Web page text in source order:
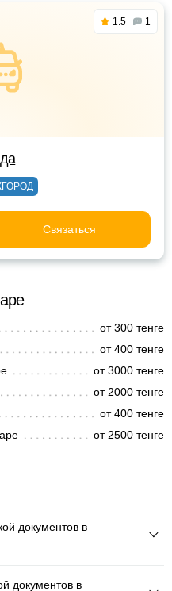
1.5 1
Связаться
от 300 тенге
от 400 тенге
от 3000 тенге
от 2000 тенге
от 400 тенге
от 2500 тенге
документов в
документов в